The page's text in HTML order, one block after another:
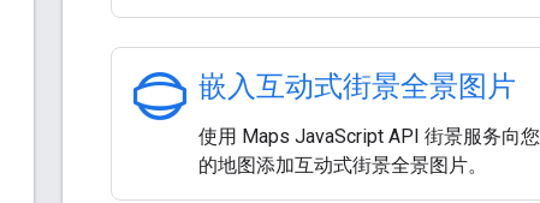
panorama_photosphere 嵌入互动式街景全景图片
使用 Maps JavaScript API 街景服务向您
的地图添加互动式街景全景图片。